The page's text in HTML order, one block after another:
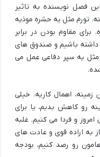
فصل نویسنده به تاثیر
تورم مثل یه حشره موذیه
مقاوم بودن در برابر
باشیم و صندوق های
مثل یه سپر دفاعی عمل می
اهمال کاریه. خیلی
رو کاهش بدیم، یا برای
امروز و فردا می کنیم. غلبه
به اراده قوی و عادت های
رو رصد کنیم، بودجه